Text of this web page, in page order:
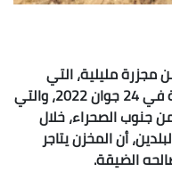
مليلية، التي
وقعت على الحدود المغربية-الاسبانية في 24 جوان 2022، والتي
الصحراء، خلال
أن المخزن يتاجر
الضيقة.